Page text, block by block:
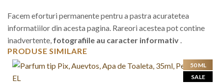
Facem eforturi permanente pentru a pastra acuratetea
informatiilor din acesta pagina. Rareori acestea pot contine
inadvertente, fotografiile au caracter informativ .
PRODUSE SIMILARE
50 ML
SALE